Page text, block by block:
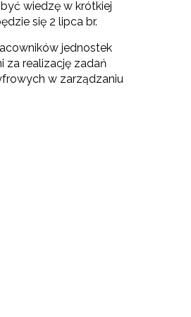
wiedzę w krótkiej
się 2 lipca br.
jednostek
za realizację zadań
w zarządzaniu